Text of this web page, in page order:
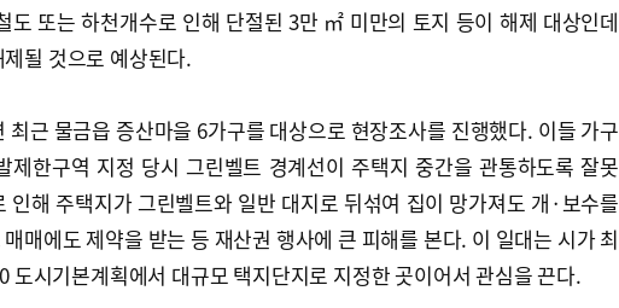
도 또는 하천개수로 인해 단절된 3만 ㎡ 미만의 토지 등이 해제 대상인데
될 것으로 예상된다.
최근 물금읍 증산마을 6가구를 대상으로 현장조사를 진행했다. 이들 가구
제한구역 지정 당시 그린벨트 경계선이 주택지 중간을 관통하도록 잘못
인해 주택지가 그린벨트와 일반 대지로 뒤섞여 집이 망가져도 개·보수를
매에도 제약을 받는 등 재산권 행사에 큰 피해를 본다. 이 일대는 시가 최
도시기본계획에서 대규모 택지단지로 지정한 곳이어서 관심을 끈다.